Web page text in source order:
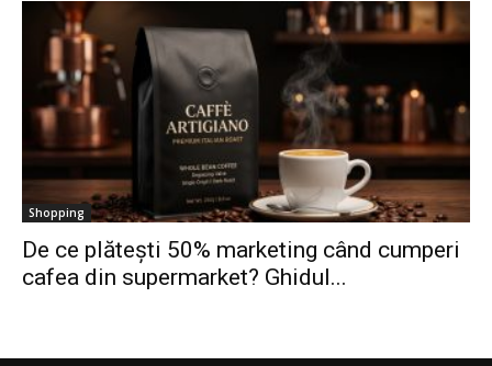
Shopping
De ce plătești 50% marketing când cumperi
cafea din supermarket? Ghidul...